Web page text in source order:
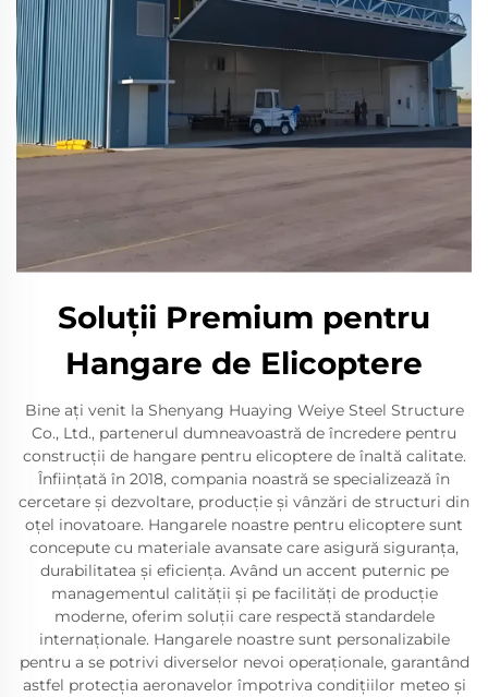
Soluții Premium pentru
Hangare de Elicoptere
Bine ați venit la Shenyang Huaying Weiye Steel Structure
Co., Ltd., partenerul dumneavoastră de încredere pentru
construcții de hangare pentru elicoptere de înaltă calitate.
Înființată în 2018, compania noastră se specializează în
cercetare și dezvoltare, producție și vânzări de structuri din
oțel inovatoare. Hangarele noastre pentru elicoptere sunt
concepute cu materiale avansate care asigură siguranța,
durabilitatea și eficiența. Având un accent puternic pe
managementul calității și pe facilități de producție
moderne, oferim soluții care respectă standardele
internaționale. Hangarele noastre sunt personalizabile
pentru a se potrivi diverselor nevoi operaționale, garantând
astfel protecția aeronavelor împotriva condițiilor meteo și